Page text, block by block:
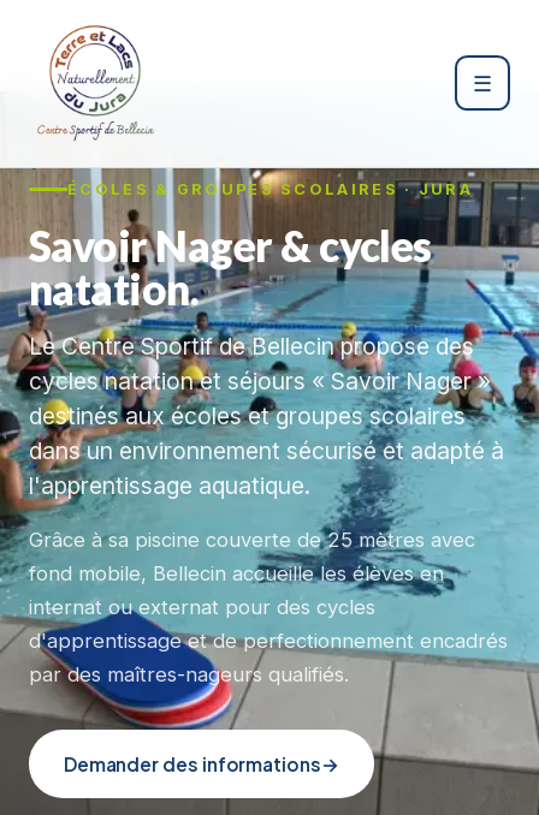
☰
ÉCOLES & GROUPES SCOLAIRES · JURA
Savoir Nager & cycles
natation.
Le Centre Sportif de Bellecin propose des
cycles natation et séjours « Savoir Nager »
destinés aux écoles et groupes scolaires
dans un environnement sécurisé et adapté à
l'apprentissage aquatique.
Grâce à sa piscine couverte de 25 mètres avec
fond mobile, Bellecin accueille les élèves en
internat ou externat pour des cycles
d'apprentissage et de perfectionnement encadrés
par des maîtres-nageurs qualifiés.
Demander des informations→